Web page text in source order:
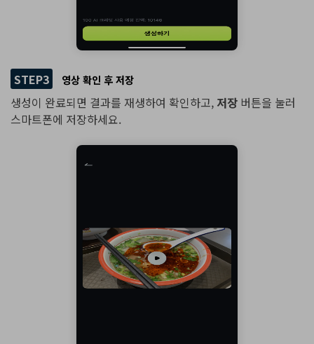
STEP3 영상 확인 후 저장
생성이 완료되면 결과를 재생하여 확인하고, 저장 버튼을 눌러
스마트폰에 저장하세요.